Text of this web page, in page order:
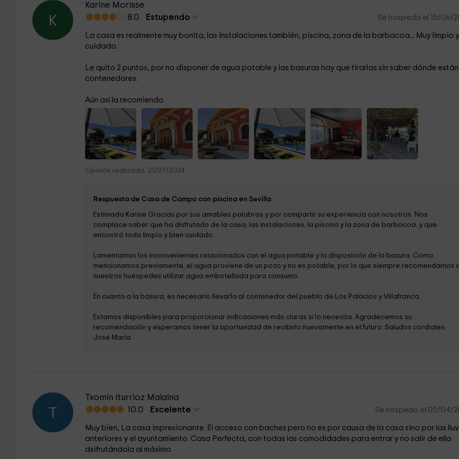
K
Karine Morisse
Se hospedó el 15/06/
8.0 Estupendo
La casa es realmente muy bonita, las instalaciones también, piscina, zona de la barbacoa... Muy limpio y
cuidado.
Le quito 2 puntos, por no disponer de agua potable y las basuras hay que tirarlas sin saber dónde están
contenedores.
Aún así la recomiendo.
+1
Opinión realizada: 21/07/2024
Respuesta de Casa de Campo con piscina en Sevilla
Estimada Karine Gracias por sus amables palabras y por compartir su experiencia con nosotros. Nos
complace saber que ha disfrutado de la casa, las instalaciones, la piscina y la zona de barbacoa, y que
encontró todo limpio y bien cuidado.
Lamentamos los inconvenientes relacionados con el agua potable y la disposición de la basura. Como
mencionamos previamente, el agua proviene de un pozo y no es potable, por lo que siempre recomendamos
nuestros huéspedes utilizar agua embotellada para consumo.
En cuanto a la basura, es necesario llevarla al contenedor del pueblo de Los Palacios y Villafranca.
Estamos disponibles para proporcionar indicaciones más claras si lo necesita. Agradecemos su
recomendación y esperamos tener la oportunidad de recibirlo nuevamente en el futuro. Saludos cordiales,
José María.
T
Txomin Iturrioz Malaina
Se hospedó el 05/04/
10.0 Excelente
Muy bien, La casa impresionante. El acceso con baches pero no es por causa de la casa sino por las
anteriores y el ayuntamiento. Casa Perfecta, con todas las comodidades para entrar y no salir de ella
dsifrutándola al máximo